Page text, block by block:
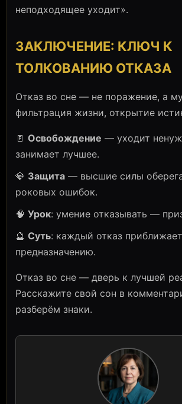
неподходящее уходит».
ЗАКЛЮЧЕНИЕ: КЛЮЧ К
ТОЛКОВАНИЮ ОТКАЗА
Отказ во сне — не поражение, а
фильтрация жизни, открытие
🚪 Освобождение — уходит
занимает лучшее.
💎 Защита — высшие силы
роковых ошибок.
🧠 Урок: умение отказывать —
🔮 Суть: каждый отказ
предназначению.
Отказ во сне — дверь к лучшей
Расскажите свой сон в
разберём знаки.